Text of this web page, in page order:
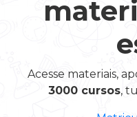
Acesse materiais,
3000 cursos,